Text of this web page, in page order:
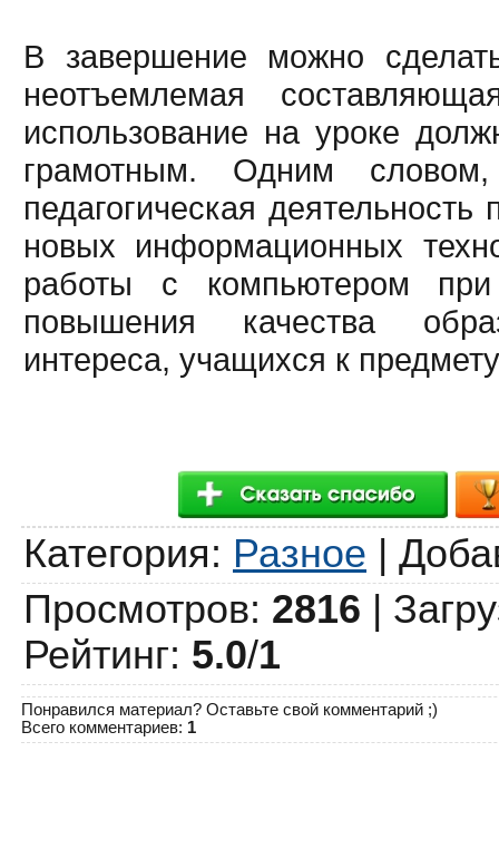
В завершение можно
неотъемлемая
использование на уроке
грамотным. Одним
педагогическая
новых информационных
работы с компьютером
повышения качества
интереса, учащихся к
Категория: Разное |
Просмотров: 2816 |
Рейтинг: 5.0/1
Понравился материал? Оставьте свой комментарий ;)
Всего комментариев: 1